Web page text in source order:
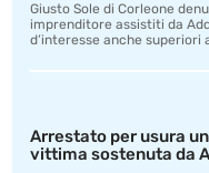
Giusto Sole di Corleone
imprenditore assistiti da
d’interesse anche superiori
Arrestato per usura
vittima sostenuta da